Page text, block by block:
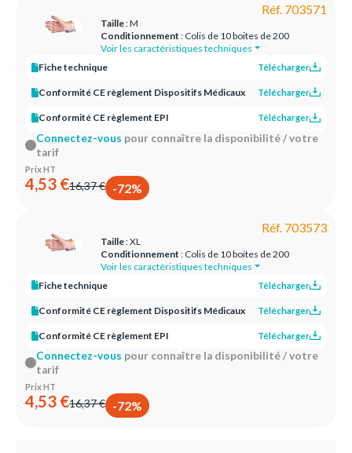
Réf. 703571
Taille: M
Conditionnement : Colis de 10 boites de 200
Voir les caractéristiques techniques
Fiche technique
Télécharger
Conformité CE règlement Dispositifs Médicaux Télécharger
Conformité CE règlement EPI Télécharger
Connectez-vous pour connaître la disponibilité / votre
tarif
Prix HT
4,53 €16,37 € -72%
Réf. 703573
Taille: XL
Conditionnement : Colis de 10 boites de 200
Voir les caractéristiques techniques
Fiche technique
Télécharger
Conformité CE règlement Dispositifs Médicaux Télécharger
Conformité CE règlement EPI Télécharger
Connectez-vous pour connaître la disponibilité / votre
tarif
Prix HT
4,53 €16,37 € -72%